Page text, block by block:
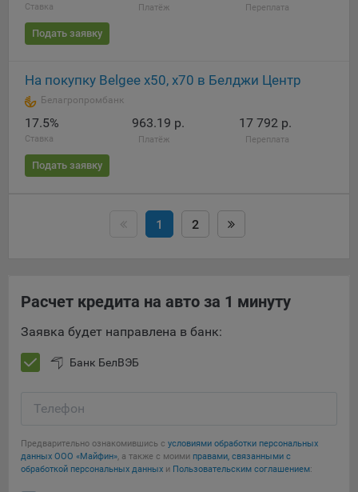
Ставка Платёж Переплата
Подать заявку
На покупку Belgee х50, х70 в Белджи Центр
Белагропромбанк
17.5%
Ставка
963.19 р.
Платёж
17 792 р.
Переплата
Подать заявку
1 2
Расчет кредита на авто за 1 минуту
Заявка будет направлена в банк:
Банк БелВЭБ
Телефон
Предварительно ознакомившись с условиями обработки персональных
данных ООО «Майфин», а также с моими правами, связанными с
обработкой персональных данных и Пользовательским соглашением: